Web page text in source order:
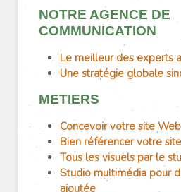
NOTRE AGENCE DE
COMMUNICATION
Le meilleur des experts
Une stratégie globale
METIERS
Concevoir votre site Web
Bien référencer votre site
Tous les visuels par le
Studio multimédia pour
ajoutée